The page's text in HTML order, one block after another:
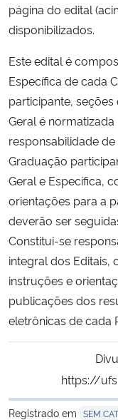
Ministério da Mulher, da
Secretaria-Geral
Secretaria de Governo
Advocacia-Geral da União
Banco Central do Brasil
Planalto
página do edital
disponibilizados.
Este edital é
Específica de cada
participante,
Geral é normatizada
responsabilidade
Graduação
Geral e Específica,
orientações para a
deverão ser
Constitui-se
integral dos Editais,
instruções e
publicações dos
eletrônicas de cada
https://
Registrado em SEM